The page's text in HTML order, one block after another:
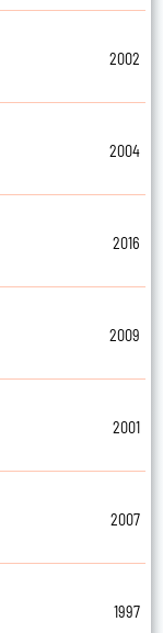
2002
2004
2016
2009
2001
2007
1997